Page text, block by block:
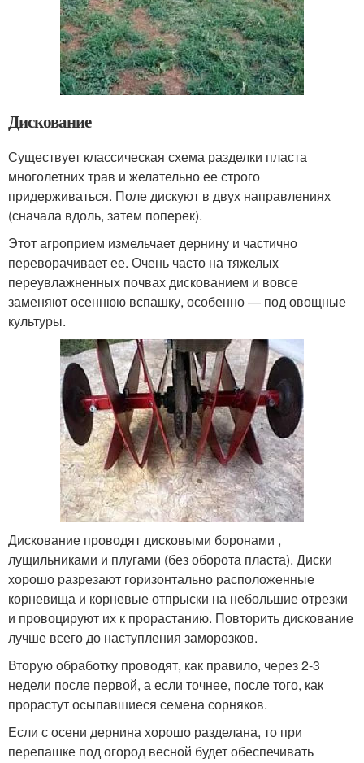
Дискование
Существует классическая схема разделки пласта
многолетних трав и желательно ее строго
придерживаться. Поле дискуют в двух направлениях
(сначала вдоль, затем поперек).
Этот агроприем измельчает дернину и частично
переворачивает ее. Очень часто на тяжелых
переувлажненных почвах дискованием и вовсе
заменяют осеннюю вспашку, особенно — под овощные
культуры.
Дискование проводят дисковыми боронами ,
лущильниками и плугами (без оборота пласта). Диски
хорошо разрезают горизонтально расположенные
корневища и корневые отпрыски на небольшие отрезки
и провоцируют их к прорастанию. Повторить дискование
лучше всего до наступления заморозков.
Вторую обработку проводят, как правило, через 2-3
недели после первой, а если точнее, после того, как
прорастут осыпавшиеся семена сорняков.
Если с осени дернина хорошо разделана, то при
перепашке под огород весной будет обеспечивать